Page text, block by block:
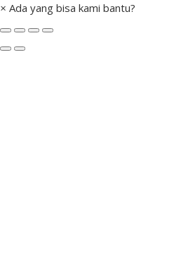
× Ada yang bisa kami bantu?